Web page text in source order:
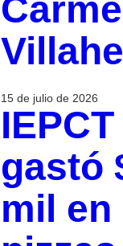
15 de julio de 2026
IEPCT
gastó
mil en